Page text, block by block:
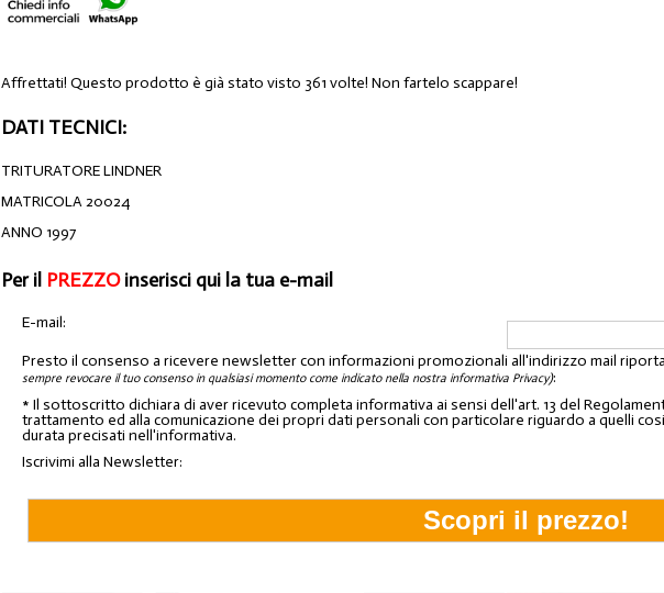
Affrettati! Questo prodotto è già stato visto 361 volte! Non fartelo scappare!
DATI TECNICI:
TRITURATORE LINDNER
MATRICOLA 20024
ANNO 1997
Per il PREZZOinserisci qui la tua e-mail
E-mail:
Presto il consenso a ricevere newsletter con informazioni promozionali all'indirizzo mail
sempre revocare il tuo consenso in qualsiasi momento come indicato nella nostra informativa Privacy):
* Il sottoscritto dichiara di aver ricevuto completa informativa ai sensi dell'art. 13 del
trattamento ed alla comunicazione dei propri dati personali con particolare riguardo a quelli
durata precisati nell'informativa.
Iscrivimi alla Newsletter: